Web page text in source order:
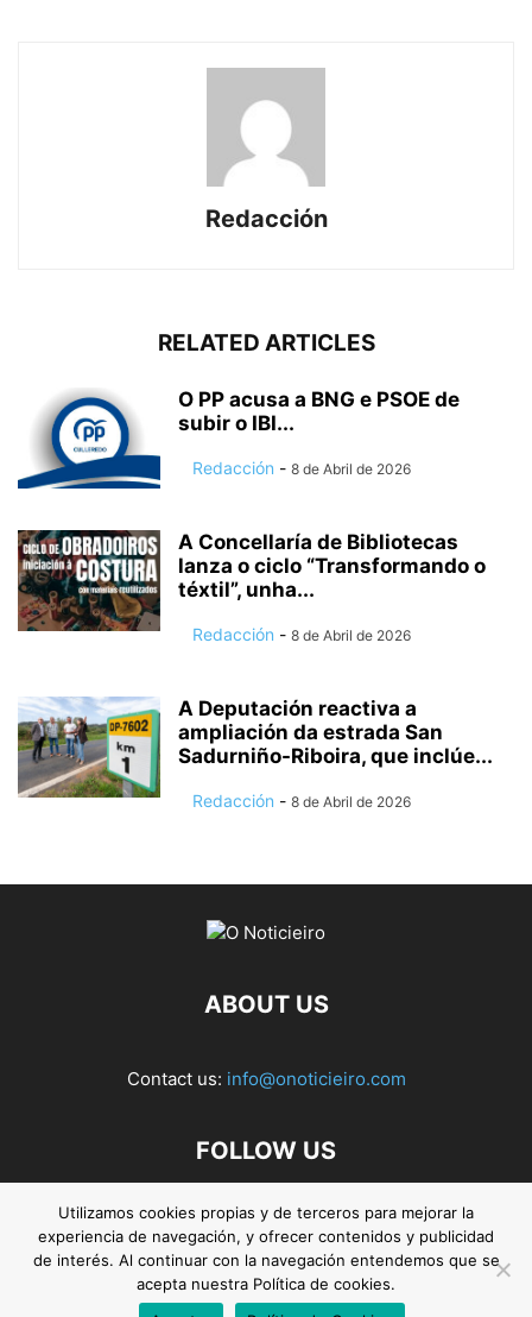
Redacción
RELATED ARTICLES
O PP acusa a BNG e PSOE de
subir o IBI...
Redacción - 8 de Abril de 2026
A Concellaría de Bibliotecas
lanza o ciclo “Transformando o
téxtil”, unha...
Redacción - 8 de Abril de 2026
A Deputación reactiva a
ampliación da estrada San
Sadurniño-Riboira, que inclúe...
Redacción - 8 de Abril de 2026
ABOUT US
Contact us: info@onoticieiro.com
FOLLOW US
Utilizamos cookies propias y de terceros para mejorar la
experiencia de navegación, y ofrecer contenidos y publicidad
de interés. Al continuar con la navegación entendemos que se
acepta nuestra Política de cookies.